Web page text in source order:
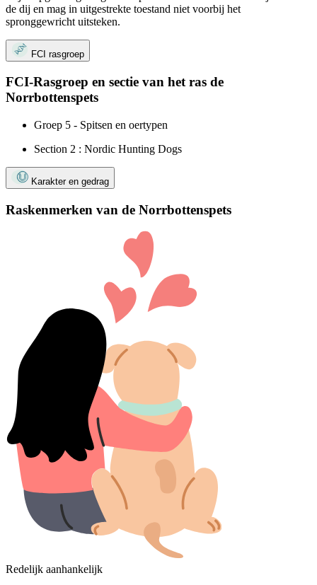
de dij en mag in uitgestrekte toestand niet voorbij het
spronggewricht uitsteken.
FCI rasgroep
FCI-Rasgroep en sectie van het ras de
Norrbottenspets
Groep 5 - Spitsen en oertypen
Section 2 : Nordic Hunting Dogs
Karakter en gedrag
Raskenmerken van de Norrbottenspets
Redelijk aanhankelijk